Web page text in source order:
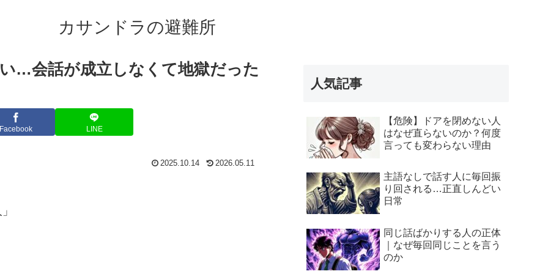
カサンドラの避難所
…会話が成立しなくて地獄だった
Facebook LINE
2025.10.14 2026.05.11
人気記事
【危険】ドアを閉めない人
はなぜ直らないのか？何度
言っても変わらない理由
主語なしで話す人に毎回振
り回される…正直しんどい
日常
同じ話ばかりする人の正体
｜なぜ毎回同じことを言う
のか